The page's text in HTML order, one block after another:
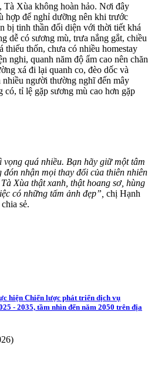
Tà Xùa không hoàn hảo. Nơi đây
hợp để nghỉ dưỡng nên khi trước
bị tinh thần đối diện với thời tiết khá
dễ có sương mù, trưa nắng gắt, chiều
thiếu thốn, chưa có nhiều homestay
nghi, quanh năm độ ẩm cao nên chăn
xá đi lại quanh co, đèo dốc và
người thường nghĩ đến mây
tỉ lệ gặp sương mù cao hơn gặp
quá nhiều. Bạn hãy giữ một tâm
đón nhận mọi thay đổi của thiên nhiên
Xùa thật xanh, thật hoang sơ, hùng
có những tấm ảnh đẹp”, chị Hạnh
chia sẻ.
hiện Chiến lược phát triển dịch vụ
- 2035, tầm nhìn đến năm 2050 trên địa